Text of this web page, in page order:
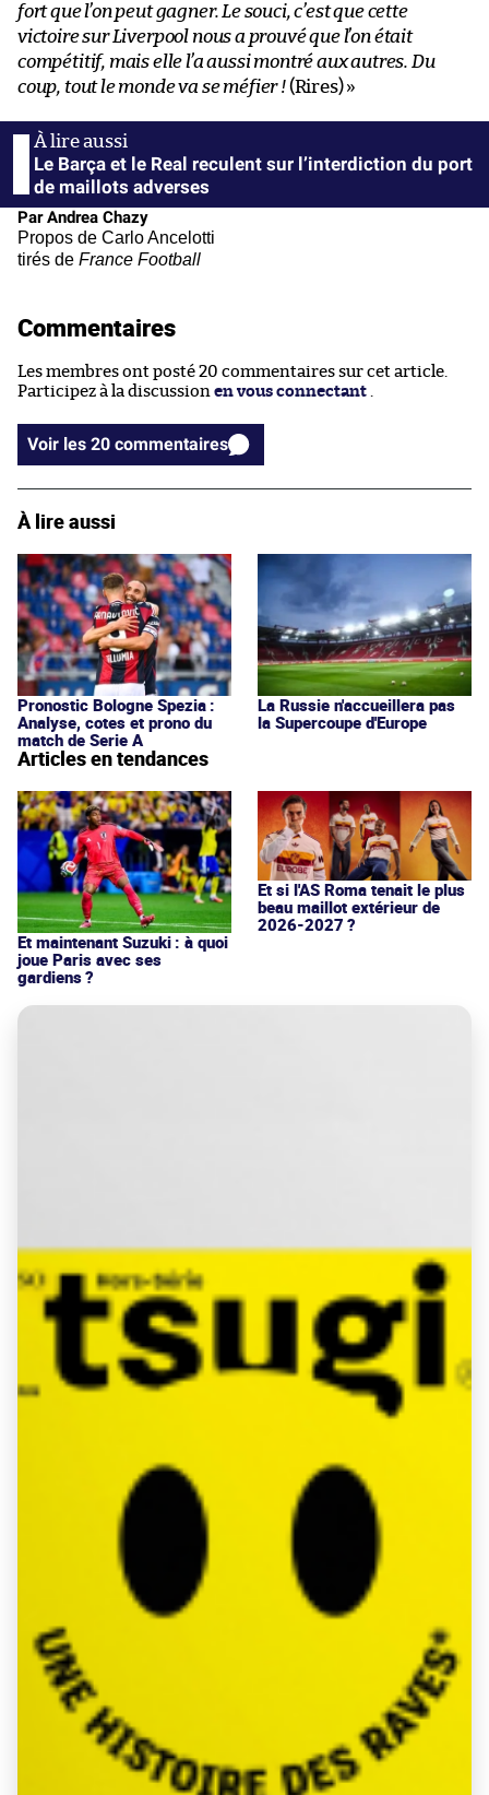
fort que l’on peut gagner. Le souci, c’est que cette
victoire sur Liverpool nous a prouvé que l’on était
compétitif, mais elle l’a aussi montré aux autres. Du
coup, tout le monde va se méfier !(Rires) »
Le Barça et le Real reculent sur l’interdiction du port
de maillots adverses
Par Andrea Chazy
Propos de Carlo Ancelotti
tirés de France Football
Commentaires
Les membres ont posté 20 commentaires sur cet article.
Participez à la discussion en vous connectant
Voir les 20 commentaires
À lire aussi
Pronostic Bologne Spezia :
Analyse, cotes et prono du
match de Serie A
La Russie n'accueillera pas
la Supercoupe d'Europe
Articles en tendances
Et maintenant Suzuki : à quoi
joue Paris avec ses
gardiens ?
Et si l'AS Roma tenait le plus
beau maillot extérieur de
2026-2027 ?